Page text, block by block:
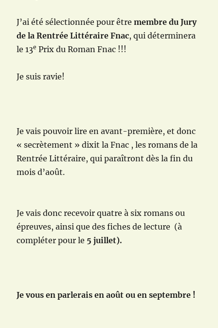
J’ai été sélectionnée pour êtremembre du Jury
de la Rentrée Littéraire Fnac, qui déterminera
le 13e Prix du Roman Fnac !!!
Je suis ravie!
Je vais pouvoirlire en avant-première, et donc
« secrètement » dixit la Fnac , les romans de la
Rentrée Littéraire, qui paraîtront dès la fin du
mois d’août.
Je vais donc recevoir quatre à six romans ou
épreuves, ainsi que des fiches de lecture (à
compléter pour le 5 juillet).
Je vous en parlerais en août ou en septembre !